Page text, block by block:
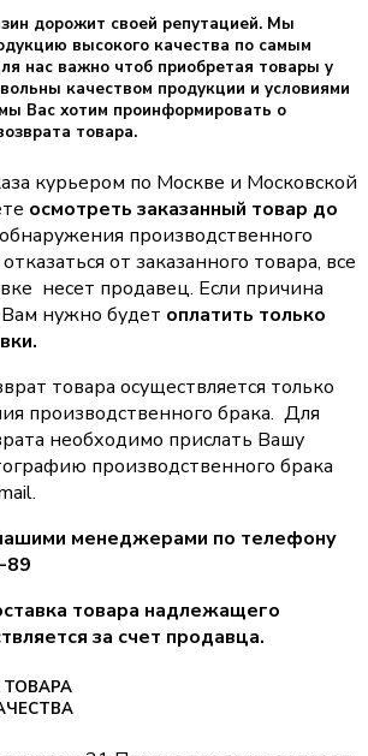
дорожит своей репутацией. Мы
высокого качества по самым
нас важно чтоб приобретая товары у
качеством продукции и условиями
Вас хотим проинформировать о
товара.
курьером по Москве и Московской
осмотреть заказанный товар до
производственного
от заказанного товара, все
несет продавец. Если причина
Вам нужно будет оплатить только
товара осуществляется только
производственного брака. Для
необходимо прислать Вашу
производственного брака
менеджерами по телефону
89
товара надлежащего
за счет продавца.